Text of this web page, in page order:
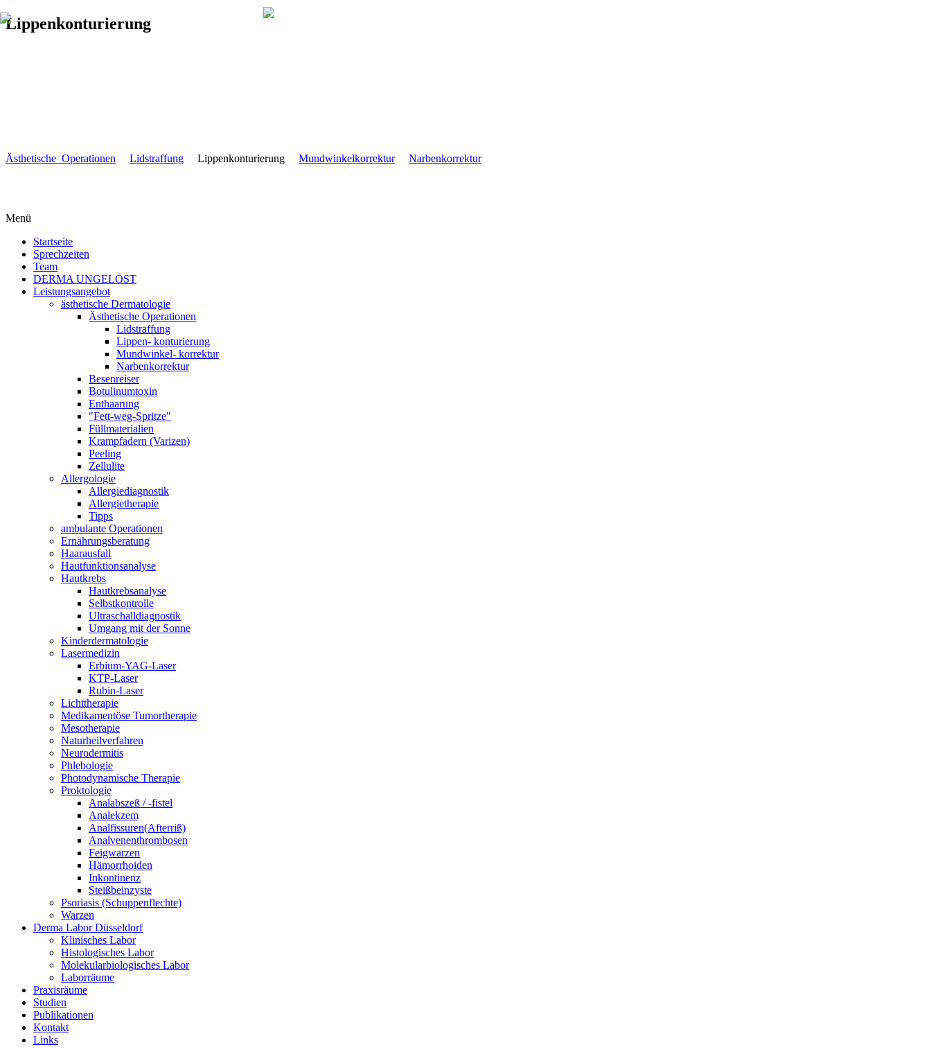
Lippenkonturierung
Ästhetische Operationen Lidstraffung Lippenkonturierung Mundwinkelkorrektur Narbenkorrektur
Menü
Startseite
Sprechzeiten
Team
DERMA UNGELÖST
Leistungsangebot
ästhetische Dermatologie
Ästhetische Operationen
Lidstraffung
Lippen- konturierung
Mundwinkel- korrektur
Narbenkorrektur
Besenreiser
Botulinumtoxin
Enthaarung
"Fett-weg-Spritze"
Füllmaterialien
Krampfadern (Varizen)
Peeling
Zellulite
Allergologie
Allergiediagnostik
Allergietherapie
Tipps
ambulante Operationen
Ernährungsberatung
Haarausfall
Hautfunktionsanalyse
Hautkrebs
Hautkrebsanalyse
Selbstkontrolle
Ultraschalldiagnostik
Umgang mit der Sonne
Kinderdermatologie
Lasermedizin
Erbium-YAG-Laser
KTP-Laser
Rubin-Laser
Lichttherapie
Medikamentöse Tumortherapie
Mesotherapie
Naturheilverfahren
Neurodermitis
Phlebologie
Photodynamische Therapie
Proktologie
Analabszeß / -fistel
Analekzem
Analfissuren(Afterriß)
Analvenenthrombosen
Feigwarzen
Hämorrhoiden
Inkontinenz
Steißbeinzyste
Psoriasis (Schuppenflechte)
Warzen
Derma Labor Düsseldorf
Klinisches Labor
Histologisches Labor
Molekularbiologisches Labor
Laborräume
Praxisräume
Studien
Publikationen
Kontakt
Links